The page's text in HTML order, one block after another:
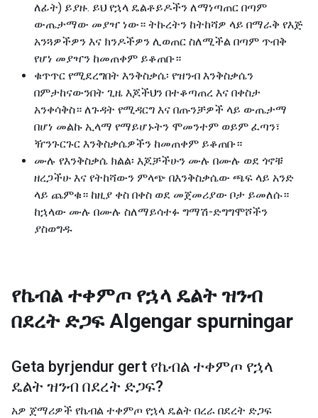
ለፊት) ይያዙ. ይህ የኋላ ዴልቶይዶችን ለማነጣጠር በጣም
ውጤታማው መያዣ ነው። ትኩረትን ከትከሻዎ ላይ በማራቅ የእጅ
አንጓዎችዎን እና ክንዶችዎን ሊወጠር ስለሚችል በጣም ጥብቅ
የሆነ መያዣን ከመጠቀም ይቆጠቡ።
ቁጥጥር የሚደረግበት እንቅስቃሴ፡ የዝንብ እንቅስቃሴን
በምታከናውንበት ጊዜ እጆችህን በተቆጣጠረ እና በቀስታ
አንቀሳቅስ። ለጉዳት የሚዳርግ እና በጡንቻዎች ላይ ውጤታማ
በሆነ መልኩ ኢላማ የማይሆኑትን ሞመንተም ወይም ፈጣን፣
ዥንጉርጉር እንቅስቃሴዎችን ከመጠቀም ይቆጠቡ።
ሙሉ የእንቅስቃሴ ክልል፡ እጆቻችሁን ሙሉ በሙሉ ወደ ጎኖቹ
ዘረጋችሁ እና የትከሻውን ምላጭ በእንቅስቃሴው ጫፍ ላይ አንድ
ላይ ጨምቁ። ከዚያ ቀስ በቀስ ወደ መጀመሪያው ቦታ ይመለሱ።
ከኋላው ሙሉ በሙሉ ስለማይሳተፉ ግማሽ-ድግግሞሾችን
ያስወግዱ
የኬብል ተቀምጦ የኋላ ዴልት ዝንብ
በደረት ድጋፍ Algengar spurningar
Geta byrjendur gert የኬብል ተቀምጦ የኋላ
ዴልት ዝንብ በደረት ድጋፍ?
አዎ ጀማሪዎች የኬብል ተቀምጦ የኋላ ዴልት በረራ በደረት ድጋፍ